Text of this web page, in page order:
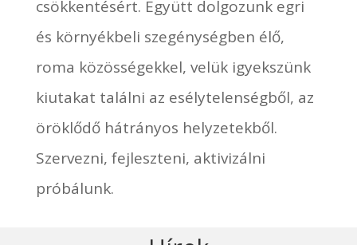
csökkentésért. Együtt dolgozunk egri
és környékbeli szegénységben élő,
roma közösségekkel, velük igyekszünk
kiutakat találni az esélytelenségből, az
öröklődő hátrányos helyzetekből.
Szervezni, fejleszteni, aktivizálni
próbálunk.